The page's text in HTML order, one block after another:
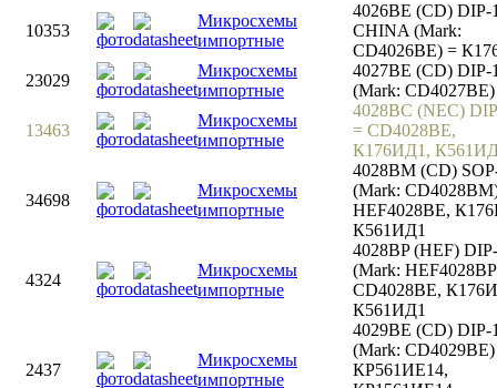
10353
Микросхемы
импортные
4026BE (CD) DIP-
CHINA (Mark:
CD4026BE) =
23029
Микросхемы
импортные
4027BE (СD) DIP-
(Mark: СD4027BE)
13463
Микросхемы
импортные
4028BC (NEC)
= CD4028BE,
К176ИД1,
34698
Микросхемы
импортные
4028BM (CD)
(Mark:
HEF4028BE,
К561ИД1
4324
Микросхемы
импортные
4028BP (HEF)
(Mark:
CD4028BE,
К561ИД1
2437
Микросхемы
импортные
4029BE (CD) DIP-
(Mark:
КР561ИЕ14,